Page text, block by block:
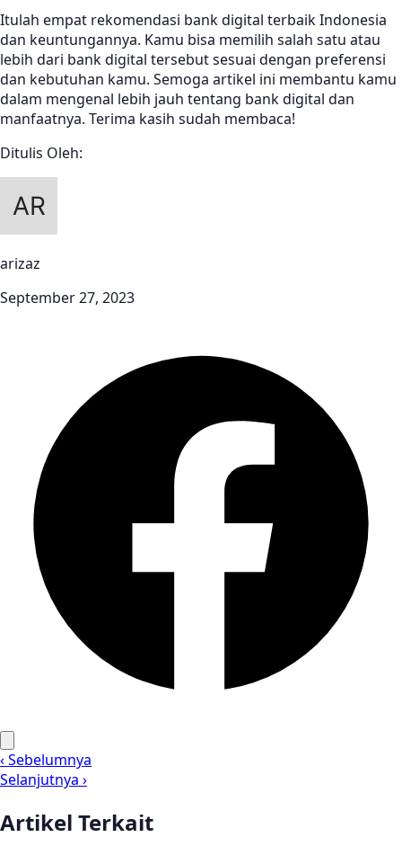
Itulah empat rekomendasi bank digital terbaik Indonesia
dan keuntungannya. Kamu bisa memilih salah satu atau
lebih dari bank digital tersebut sesuai dengan preferensi
dan kebutuhan kamu. Semoga artikel ini membantu kamu
dalam mengenal lebih jauh tentang bank digital dan
manfaatnya. Terima kasih sudah membaca!
Ditulis Oleh:
arizaz
September 27, 2023
‹ Sebelumnya
Selanjutnya ›
Artikel Terkait